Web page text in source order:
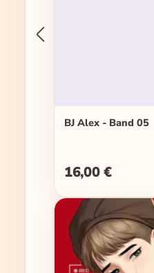
BJ Alex - Band 05
Regulärer Preis:
16,00 €